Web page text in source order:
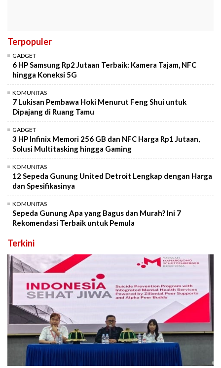
Terpopuler
GADGET
6 HP Samsung Rp2 Jutaan Terbaik: Kamera Tajam, NFC
hingga Koneksi 5G
KOMUNITAS
7 Lukisan Pembawa Hoki Menurut Feng Shui untuk
Dipajang di Ruang Tamu
GADGET
3 HP Infinix Memori 256 GB dan NFC Harga Rp1 Jutaan,
Solusi Multitasking hingga Gaming
KOMUNITAS
12 Sepeda Gunung United Detroit Lengkap dengan Harga
dan Spesifikasinya
KOMUNITAS
Sepeda Gunung Apa yang Bagus dan Murah? Ini 7
Rekomendasi Terbaik untuk Pemula
Terkini